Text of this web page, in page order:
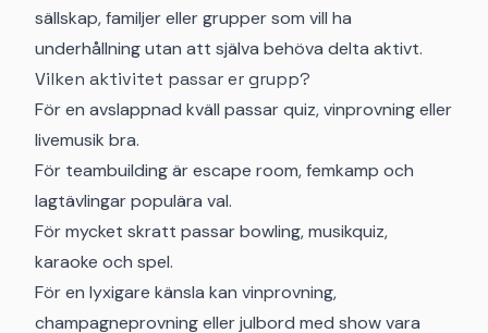
sällskap, familjer eller grupper som vill ha
underhållning utan att själva behöva delta aktivt.
Vilken aktivitet passar er grupp?
För en avslappnad kväll passar quiz, vinprovning eller
livemusik bra.
För teambuilding är escape room, femkamp och
lagtävlingar populära val.
För mycket skratt passar bowling, musikquiz,
karaoke och spel.
För en lyxigare känsla kan vinprovning,
champagneprovning eller julbord med show vara